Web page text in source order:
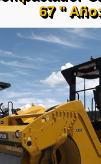
67 "